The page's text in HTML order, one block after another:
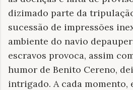
dizimado parte da
sucessão de impressões
ambiente do navio
escravos provoca, assim
humor de Benito Cereno,
intrigado. A cada momento,